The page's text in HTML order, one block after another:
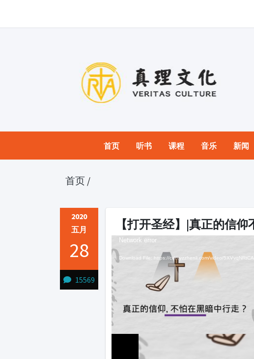
首页 听书 课程 音乐 新闻
首页 /
2020
五月
28
15569
【打开圣经】|真正的信
Video
Player
Video
Player
Network error
Download File: https://cdn.yzzhenli.com/video/
Download File: https://cdn.yzzhenli.com/video/
Network error
Download File: https://cdn.yzzhenli.com/video/